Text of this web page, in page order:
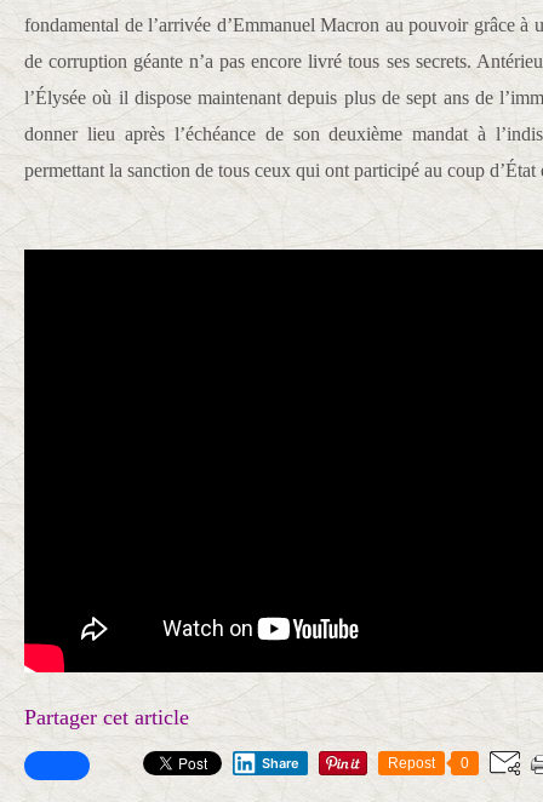
fondamental de l’arrivée d’Emmanuel Macron au pouvoir grâce à
de corruption géante n’a pas encore livré tous ses secrets.
l’Élysée où il dispose maintenant depuis plus de sept ans de
donner lieu après l’échéance de son deuxième mandat à
permettant la sanction de tous ceux qui ont participé au coup
Partager cet article
Share Repost 0